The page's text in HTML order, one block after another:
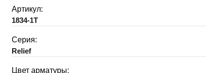
Артикул:
1834-1T
Серия:
Relief
Цвет арматуры: